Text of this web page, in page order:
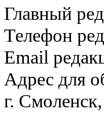
Главный
Телефон
Email
Адрес для
г.